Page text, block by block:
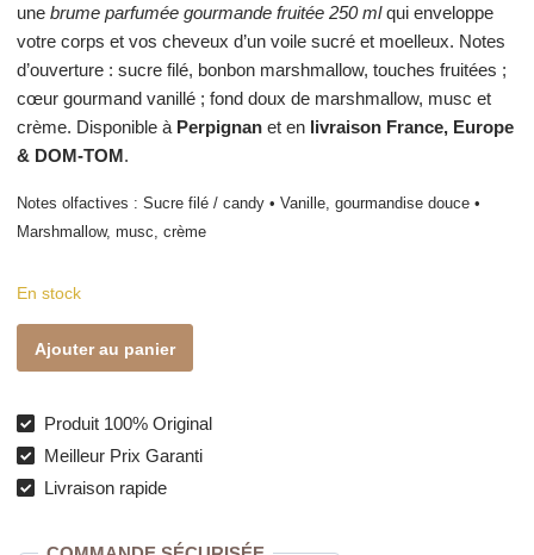
une brume parfumée gourmande fruitée 250 mlqui enveloppe
votre corps et vos cheveux d’un voile sucré et moelleux. Notes
d’ouverture : sucre filé, bonbon marshmallow, touches fruitées ;
cœur gourmand vanillé ; fond doux de marshmallow, musc et
crème. Disponible à Perpignanet en livraison France, Europe
& DOM-TOM.
Notes olfactives : Sucre filé / candy • Vanille, gourmandise douce •
Marshmallow, musc, crème
En stock
de
Marshmallow
Crush
–
Ajouter au panier
Produit 100% Original
Meilleur Prix Garanti
Livraison rapide